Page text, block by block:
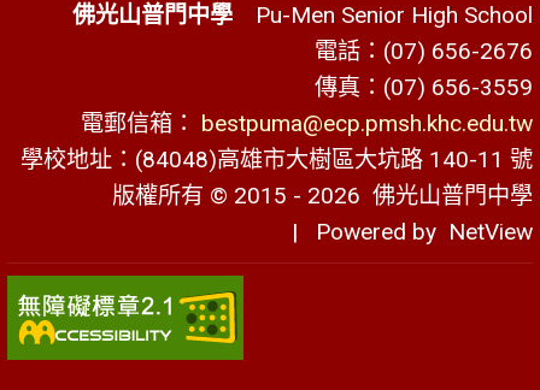
佛光山普門中學 Pu-Men Senior High School
電話：(07) 656-2676
傳真：(07) 656-3559
電郵信箱： bestpuma@ecp.pmsh.khc.edu.tw
學校地址：(84048)高雄市大樹區大坑路 140-11 號
版權所有 © 2015 - 2026 佛光山普門中學
| Powered by NetView